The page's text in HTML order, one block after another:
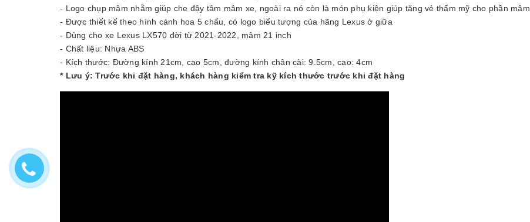
- Logo chụp mâm nhằm giúp che đậy tâm mâm xe, ngoài ra nó còn là món phụ kiện giúp tăng vẻ thẩm mỹ cho phần mâm.
- Được thiết kế theo hình cánh hoa 5 chấu, có logo biểu tượng của hãng Lexus ở giữa
- Dùng cho xe Lexus LX570 đời từ 2021-2022, mâm 21 inch
- Chất liệu: Nhựa ABS
- Kích thước: Đường kính 21cm, cao 5cm, đường kính chân cài: 9.5cm, cao: 4cm
* Lưu ý: Trước khi đặt hàng, khách hàng kiểm tra kỹ kích thước trước khi đặt hàng